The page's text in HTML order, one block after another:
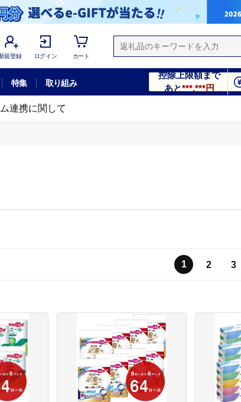
規登録 ログイン カート
特集 取り組み
控除上限額まで
あと***,***円
連携に関して
1 2 3